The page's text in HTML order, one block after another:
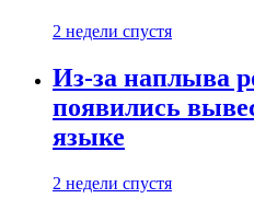
2 недели спустя
Из-за наплыва
появились
языке
2 недели спустя